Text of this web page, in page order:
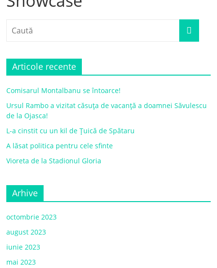
Articole recente
Comisarul Montalbanu se întoarce!
Ursul Rambo a vizitat căsuța de vacanță a doamnei Săvulescu
de la Ojasca!
L-a cinstit cu un kil de Țuică de Spătaru
A lăsat politica pentru cele sfinte
Vioreta de la Stadionul Gloria
Arhive
octombrie 2023
august 2023
iunie 2023
mai 2023